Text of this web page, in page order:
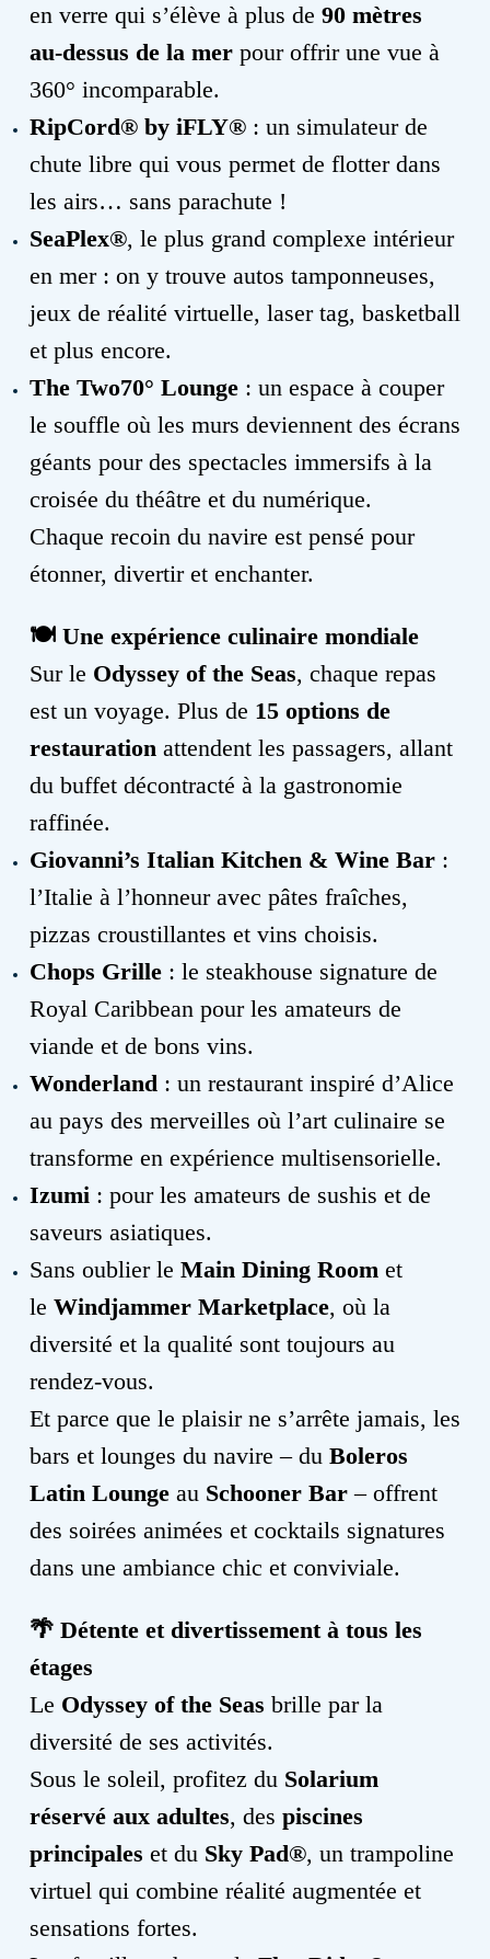
en verre qui s’élève à plus de 90 mètres
au-dessus de la mer pour offrir une vue à
360° incomparable.
RipCord® by iFLY® : un simulateur de
chute libre qui vous permet de flotter dans
les airs… sans parachute !
SeaPlex®, le plus grand complexe intérieur
en mer : on y trouve autos tamponneuses,
jeux de réalité virtuelle, laser tag, basketball
et plus encore.
The Two70° Lounge : un espace à couper
le souffle où les murs deviennent des écrans
géants pour des spectacles immersifs à la
croisée du théâtre et du numérique.
Chaque recoin du navire est pensé pour
étonner, divertir et enchanter.
🍽️ Une expérience culinaire mondiale
Sur le Odyssey of the Seas, chaque repas
est un voyage. Plus de 15 options de
restauration attendent les passagers, allant
du buffet décontracté à la gastronomie
raffinée.
Giovanni’s Italian Kitchen & Wine Bar :
l’Italie à l’honneur avec pâtes fraîches,
pizzas croustillantes et vins choisis.
Chops Grille : le steakhouse signature de
Royal Caribbean pour les amateurs de
viande et de bons vins.
Wonderland : un restaurant inspiré d’Alice
au pays des merveilles où l’art culinaire se
transforme en expérience multisensorielle.
Izumi : pour les amateurs de sushis et de
saveurs asiatiques.
Sans oublier le Main Dining Room et
le Windjammer Marketplace, où la
diversité et la qualité sont toujours au
rendez-vous.
Et parce que le plaisir ne s’arrête jamais, les
bars et lounges du navire – du Boleros
Latin Lounge au Schooner Bar – offrent
des soirées animées et cocktails signatures
dans une ambiance chic et conviviale.
🌴 Détente et divertissement à tous les
étages
Le Odyssey of the Seas brille par la
diversité de ses activités.
Sous le soleil, profitez du Solarium
réservé aux adultes, des piscines
principales et du Sky Pad®, un trampoline
virtuel qui combine réalité augmentée et
sensations fortes.